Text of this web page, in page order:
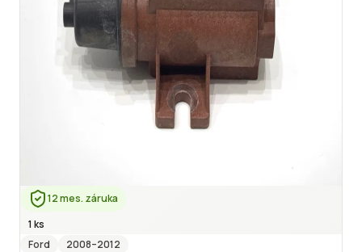
12 mes. záruka
1 ks
Ford
2008–2012